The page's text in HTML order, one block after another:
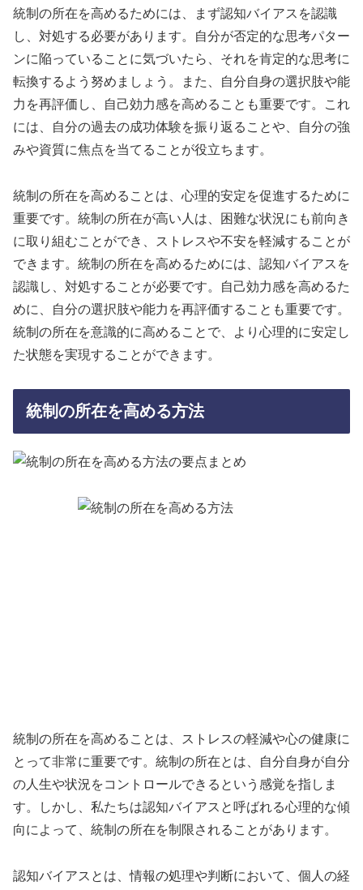
統制の所在を高めるためには、まず認知バイアスを認識
し、対処する必要があります。自分が否定的な思考パター
ンに陥っていることに気づいたら、それを肯定的な思考に
転換するよう努めましょう。また、自分自身の選択肢や能
力を再評価し、自己効力感を高めることも重要です。これ
には、自分の過去の成功体験を振り返ることや、自分の強
みや資質に焦点を当てることが役立ちます。
統制の所在を高めることは、心理的安定を促進するために
重要です。統制の所在が高い人は、困難な状況にも前向き
に取り組むことができ、ストレスや不安を軽減することが
できます。統制の所在を高めるためには、認知バイアスを
認識し、対処することが必要です。自己効力感を高めるた
めに、自分の選択肢や能力を再評価することも重要です。
統制の所在を意識的に高めることで、より心理的に安定し
た状態を実現することができます。
統制の所在を高める方法
統制の所在を高めることは、ストレスの軽減や心の健康に
とって非常に重要です。統制の所在とは、自分自身が自分
の人生や状況をコントロールできるという感覚を指しま
す。しかし、私たちは認知バイアスと呼ばれる心理的な傾
向によって、統制の所在を制限されることがあります。
認知バイアスとは、情報の処理や判断において、個人の経